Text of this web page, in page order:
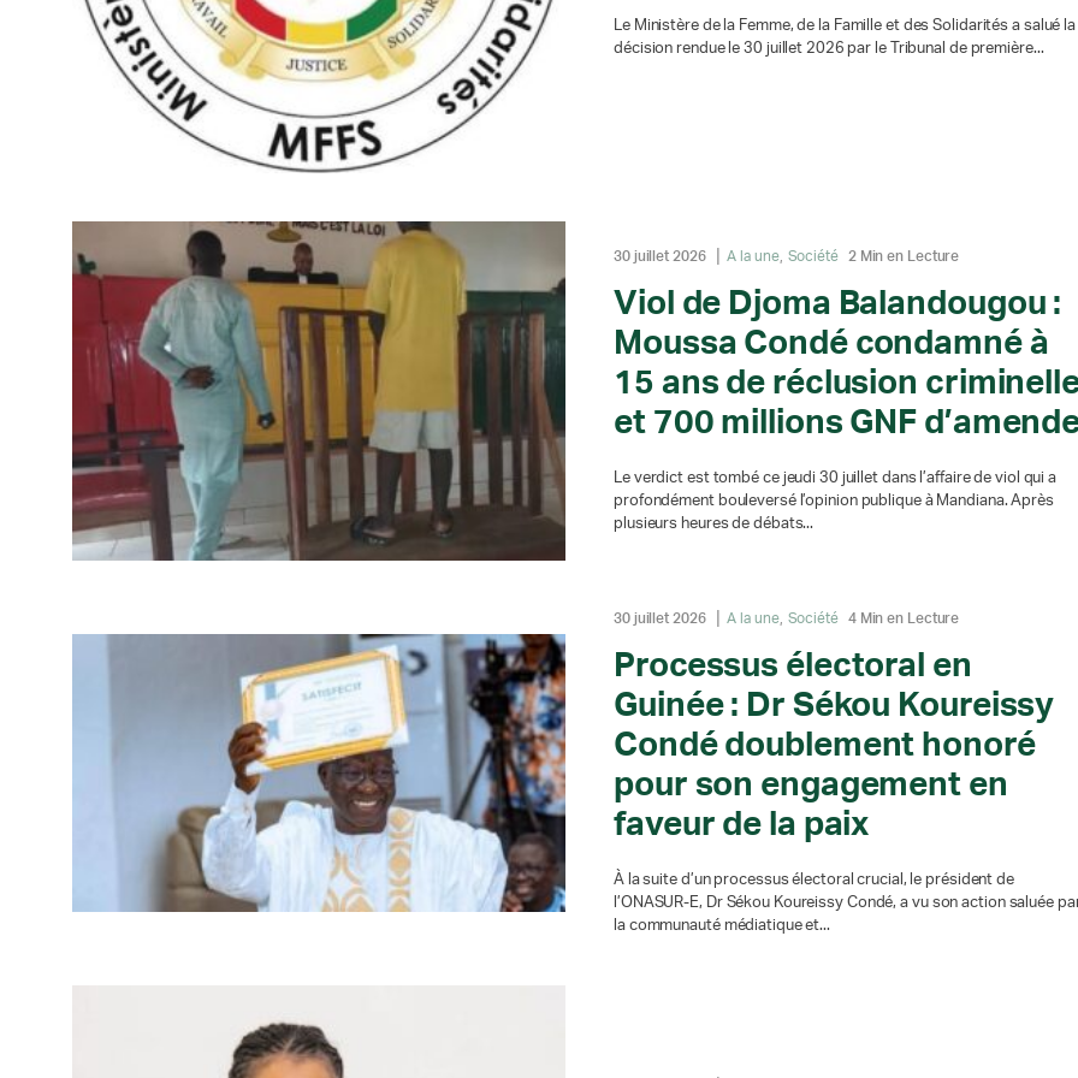
Le Ministère de la Femme, de la Famille et des Solidarités a salué la
décision rendue le 30 juillet 2026 par le Tribunal de première...
30 juillet 2026 A la une Société 2 Min en Lecture
Viol de Djoma Balandougou :
Moussa Condé condamné à
15 ans de réclusion
et 700 millions GNF
Le verdict est tombé ce jeudi 30 juillet dans l’affaire de viol qui a
profondément bouleversé l’opinion publique à Mandiana. Après
plusieurs heures de débats...
30 juillet 2026 A la une Société 4 Min en Lecture
Processus électoral en
Guinée : Dr Sékou Koureissy
Condé doublement honoré
pour son engagement en
faveur de la paix
À la suite d’un processus électoral crucial, le président de
l’ONASUR-E, Dr Sékou Koureissy Condé, a vu son action saluée
la communauté médiatique et...